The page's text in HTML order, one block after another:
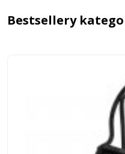
Bestsellery